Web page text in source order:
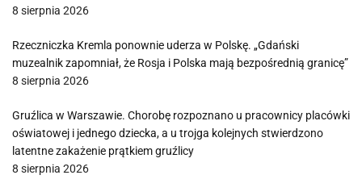
8 sierpnia 2026
Rzeczniczka Kremla ponownie uderza w Polskę. „Gdański
muzealnik zapomniał, że Rosja i Polska mają bezpośrednią granicę”
8 sierpnia 2026
Gruźlica w Warszawie. Chorobę rozpoznano u pracownicy placówki
oświatowej i jednego dziecka, a u trojga kolejnych stwierdzono
latentne zakażenie prątkiem gruźlicy
8 sierpnia 2026